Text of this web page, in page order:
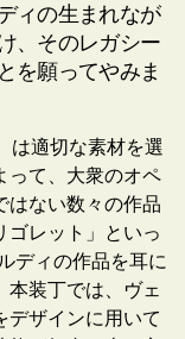
ィの生まれなが
、そのレガシー
を願ってやみま
は適切な素材を選
って、大衆のオペ
はない数々の作品
ゴレット」といっ
ディの作品を耳に
本装丁では、ヴェ
デザインに用いて